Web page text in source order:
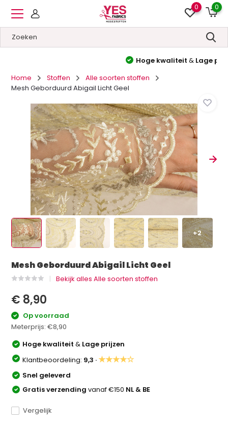
0 0
&Lage prijzen
Home
Stoffen
Alle soorten stoffen
Mesh Geborduurd Abigail Licht Geel
+2
Mesh Geborduurd Abigail Licht Geel
Bekijk alles Alle soorten stoffen
€ 8,90
Op voorraad
Meterprijs:€8,90
Hoge kwaliteit& Lage prijzen
Klantbeoordeling: 9,3 ·★★★★☆
Snel geleverd
Gratis verzendingvanaf €150 NL & BE
Vergelijk